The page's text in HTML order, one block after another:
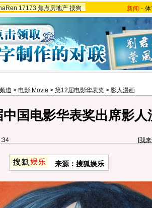
17173 焦点房地产 搜狗 新闻 -
道 > 电影 Movie > 第12届电影华表奖 > 影人漫画
国电影华表奖出席影人
[我
来源：搜狐娱乐